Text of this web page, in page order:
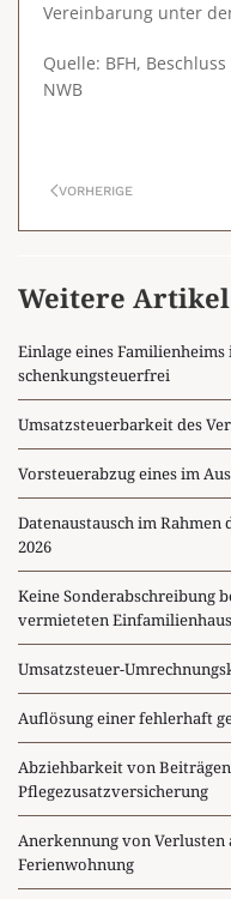
Vereinbarung unter
Quelle: BFH,
NWB
VORHERIGE
Weitere Artikel
Einlage eines
schenkungsteuerfrei
Umsatzsteuerbarkeit des
Vorsteuerabzug eines im
Datenaustausch im
2026
Keine Sonderabschreibung
vermieteten
Umsatzsteuer-
Auflösung einer fehlerhaft
Abziehbarkeit von
Pflegezusatzversicherung
Anerkennung von Verlusten
Ferienwohnung